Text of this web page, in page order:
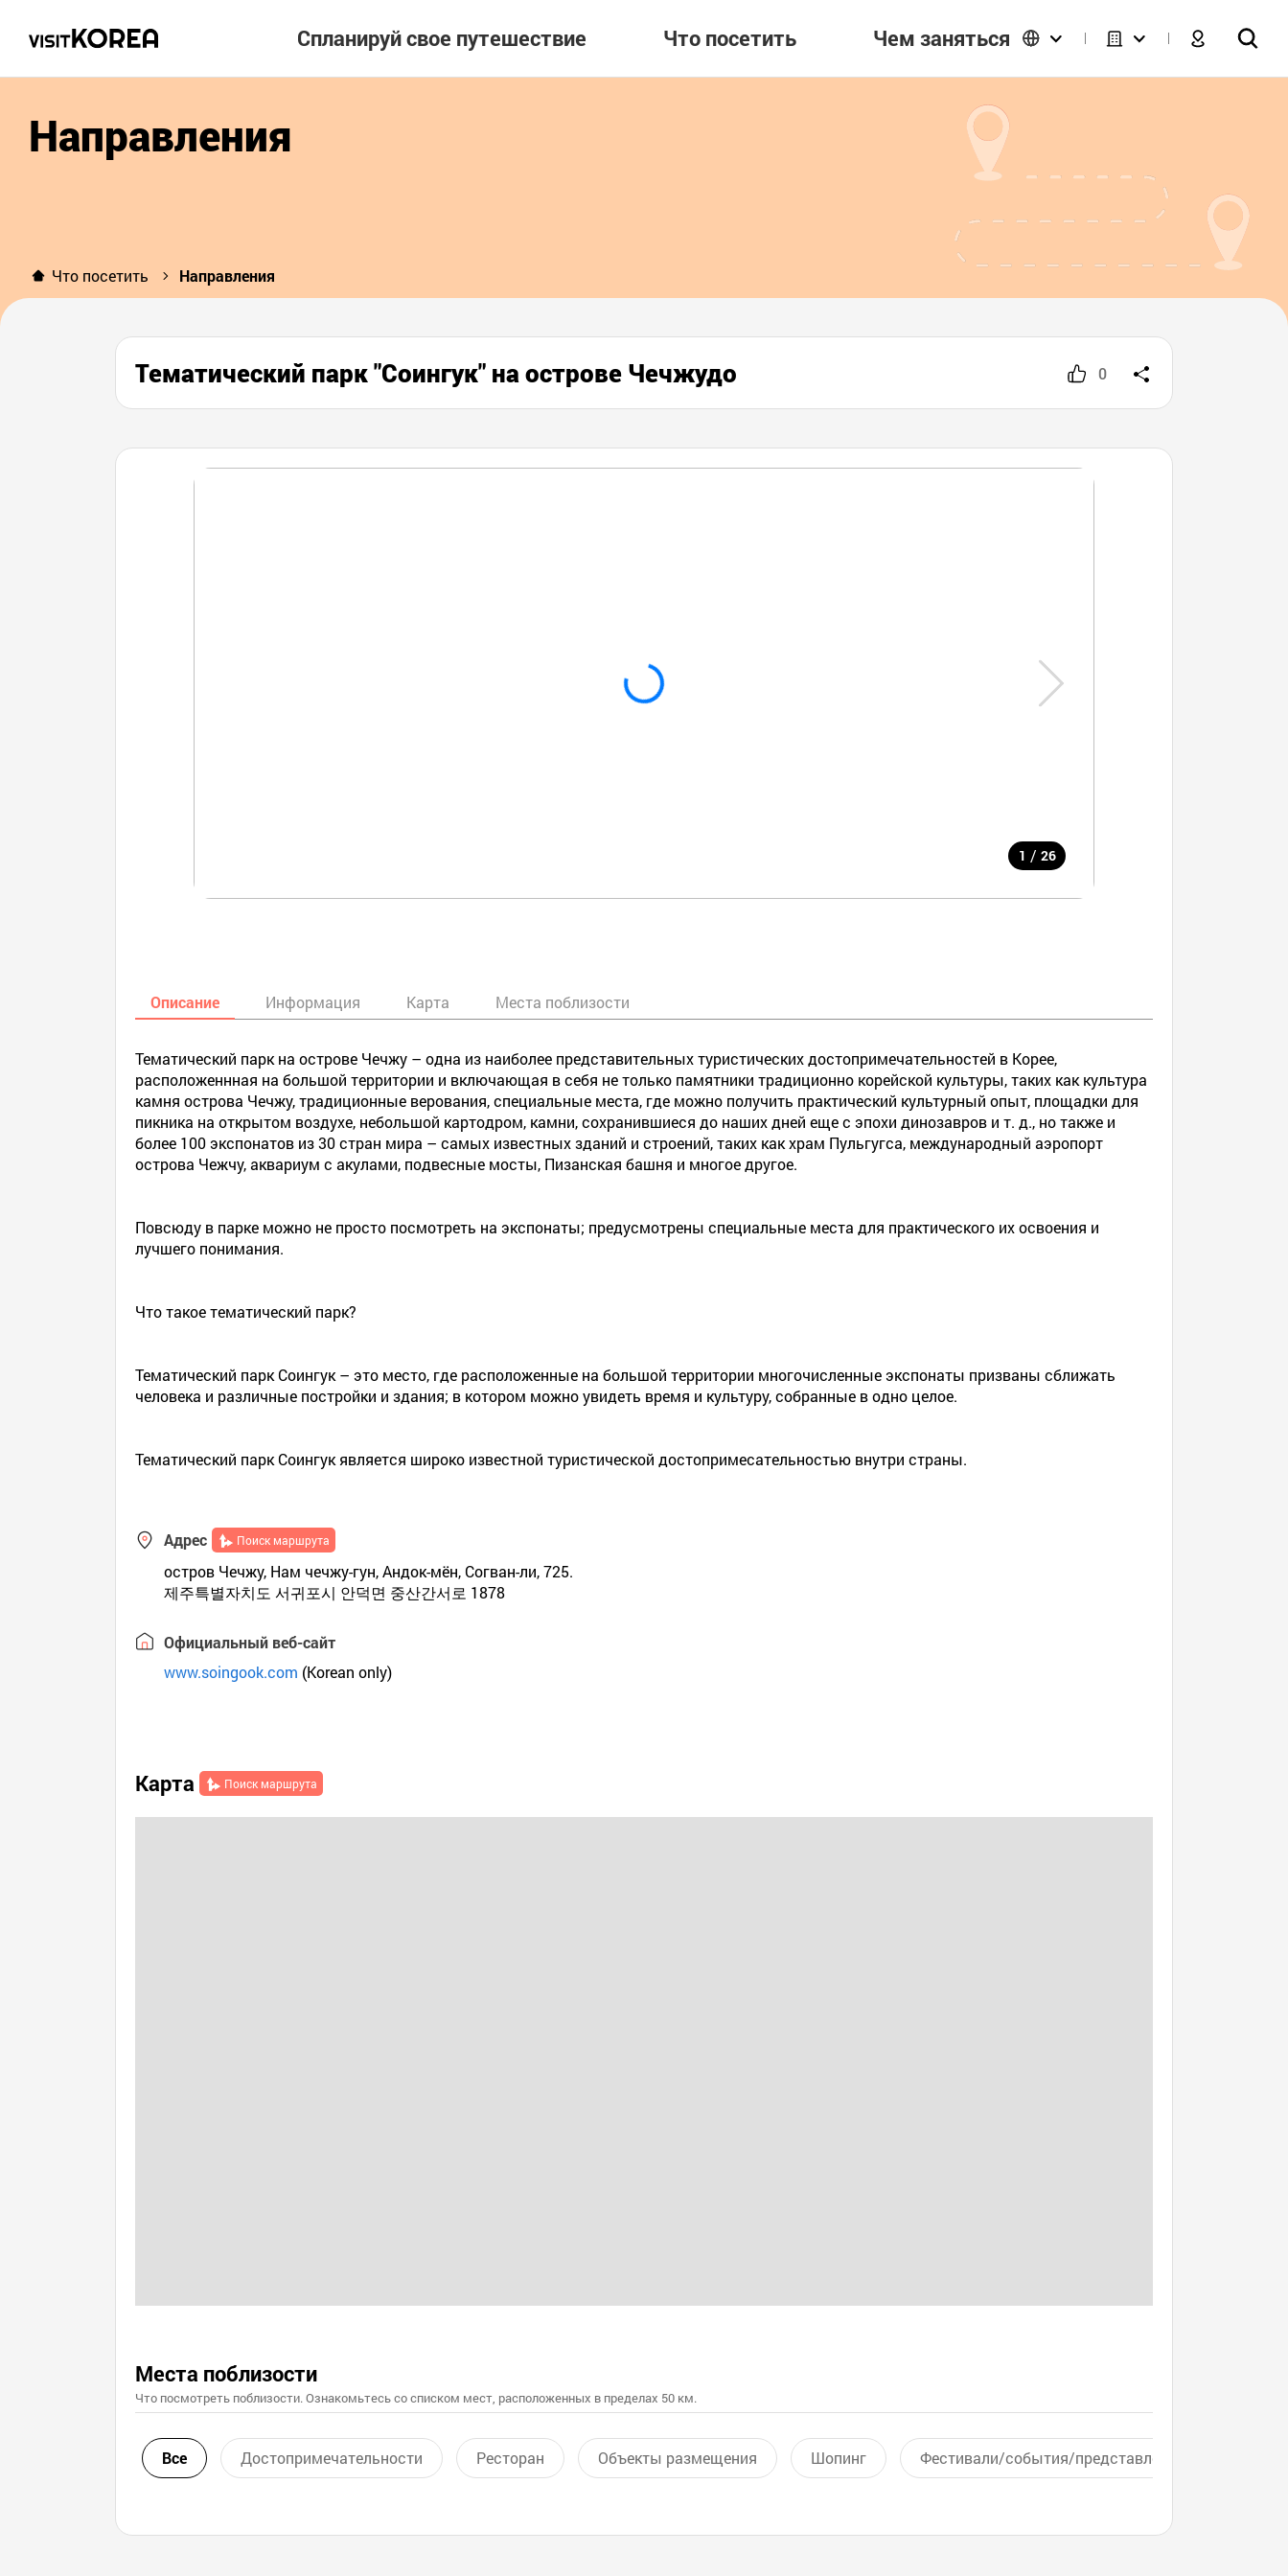
Спланируй свое путешествие Что посетить Чем заняться
Направления
Что посетить Направления
Тематический парк "Соингук" на острове Чечжудо 0
1 / 26
Описание Информация Карта Места поблизости
Тематический парк на острове Чечжу – одна из наиболее представительных туристических достопримечательностей в Корее,
расположеннная на большой территории и включающая в себя не только памятники традиционно корейской культуры, таких как культура
камня острова Чечжу, традиционные верования, специальные места, где можно получить практический культурный опыт, площадки для
пикника на открытом воздухе, небольшой картодром, камни, сохранившиеся до наших дней еще с эпохи динозавров и т. д., но также и
более 100 экспонатов из 30 стран мира – самых известных зданий и строений, таких как храм Пульгугса, международный аэропорт
острова Чежчу, аквариум с акулами, подвесные мосты, Пизанская башня и многое другое.
Повсюду в парке можно не просто посмотреть на экспонаты; предусмотрены специальные места для практического их освоения и
лучшего понимания.
Что такое тематический парк?
Тематический парк Соингук – это место, где расположенные на большой территории многочисленные экспонаты призваны сближать
человека и различные постройки и здания; в котором можно увидеть время и культуру, собранные в одно целое.
Тематический парк Соингук является широко известной туристической достопримесательностью внутри страны.
Адрес Поиск маршрута
остров Чечжу, Нам чечжу-гун, Андок-мён, Согван-ли, 725.
제주특별자치도 서귀포시 안덕면 중산간서로 1878
Официальный веб-сайт
www.soingook.com (Korean only)
Карта Поиск маршрута
Места поблизости
Что посмотреть поблизости. Ознакомьтесь со списком мест, расположенных в пределах 50 км.
Все Достопримечательности Ресторан Объекты размещения Шопинг Фестивали/события/представления